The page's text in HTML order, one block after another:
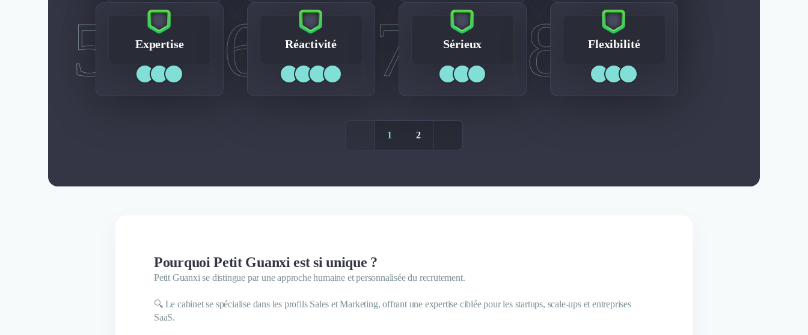
5 Expertise 6 Réactivité 7 Sérieux 8 Flexibilité
1 2
Pourquoi Petit Guanxi est si unique ?
Petit Guanxi se distingue par une approche humaine et personnalisée du recrutement.
🔍 Le cabinet se spécialise dans les profils Sales et Marketing, offrant une expertise ciblée pour les startups, scale-ups et entreprises
SaaS.